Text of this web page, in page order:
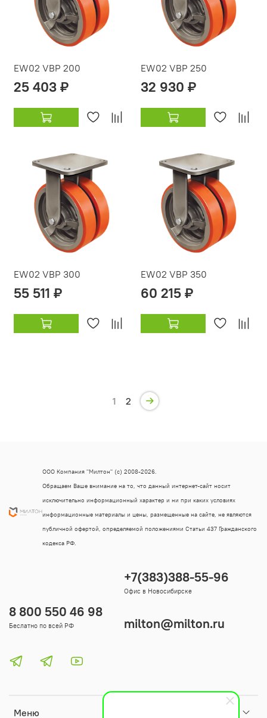
EW02 VBP 200
25 403 ₽
EW02 VBP 250
32 930 ₽
EW02 VBP 300
55 511 ₽
EW02 VBP 350
60 215 ₽
1 2
Меню
8 800 550 46 98
Беслатно по всей РФ
+7(383)388-55-96
Офис в Новосибирске
milton@milton.ru
ООО Компания "Милтон" (с) 2008-2026.
Обращаем Ваше внимание на то, что данный интернет-сайт носит
исключительно информационный характер и ни при каких условиях
информационные материалы и цены, размещенные на сайте, не являются
публичной офертой, определяемой положениями Статьи 437 Гражданского
кодекса РФ.